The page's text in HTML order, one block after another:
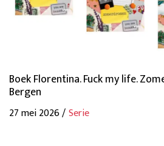
Boek Florentina. Fuck my life.
Bergen
27 mei 2026 /Serie